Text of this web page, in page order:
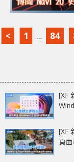
< 1 ... 84
[XF
[XF
頁